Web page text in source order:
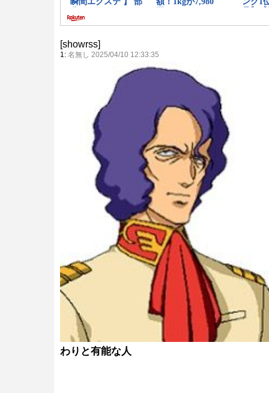
[showrss]
1: 名無し 2025/04/10 12:33:35
わりと有能な人